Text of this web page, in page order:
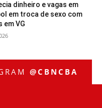
dinheiro e vagas em
em troca de sexo com
em VG
@CBNCBA